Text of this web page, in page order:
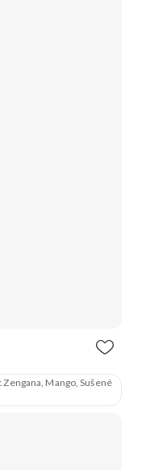
Mango, Sušené